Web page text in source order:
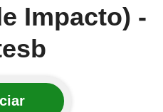
Impacto) -